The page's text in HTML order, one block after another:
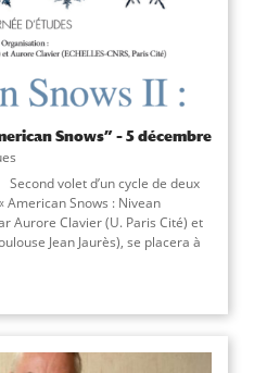
Snows” – 5 décembre
volet d’un cycle de deux
American Snows : Nivean
Aurore Clavier (U. Paris Cité) et
Jean Jaurès), se placera à